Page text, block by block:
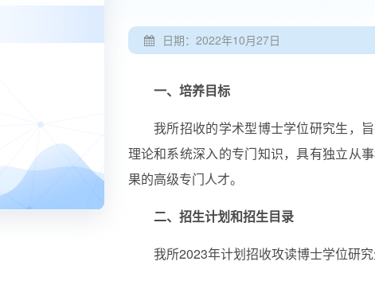
日期：2022年10月27日
一、 培养目标
我所招收的学术型博士学位研究生，
理论和系统深入的专门知识，具有独立从
果的高级专门人才。
二、招生计划和招生目录
我所2023年计划招收攻读博士学位研